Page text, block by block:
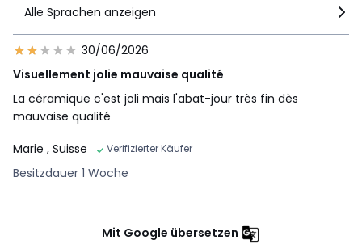
Alle Sprachen anzeigen
30/06/2026
Visuellement jolie mauvaise qualité
La céramique c'est joli mais l'abat-jour très fin dès
mauvaise qualité
Marie , Suisse Verifizierter Käufer
Besitzdauer 1 Woche
Mit Google übersetzen